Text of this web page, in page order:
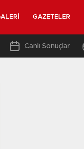
GAZETELER
Canlı Sonuçlar